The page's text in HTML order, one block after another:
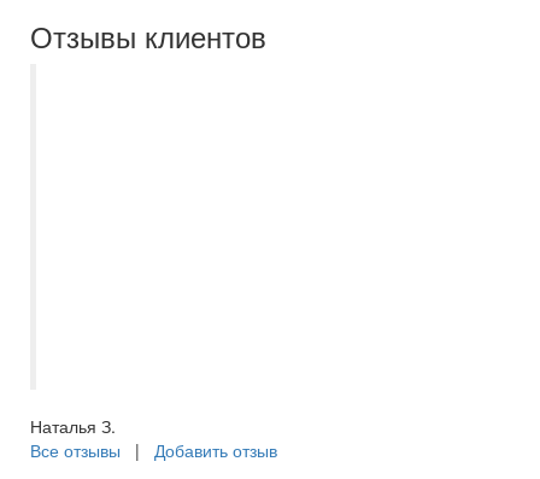
Отзывы клиентов
Наталья З.
Все отзывы | Добавить отзыв